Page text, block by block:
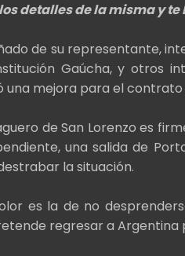
detalles de la misma y te
de su representante,
Gaúcha, y otros
una mejora para el
de San Lorenzo es
una salida de
la situación.
es la de no
regresar a Argentina